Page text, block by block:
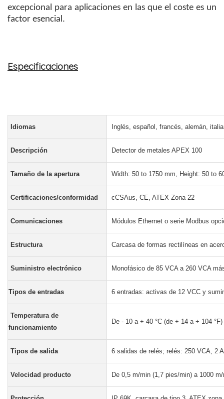
excepcional para aplicaciones en las que el coste es un
factor esencial.
Especificaciones
Idiomas Inglés, español, francés, alemán,
Descripción Detector de metales APEX 100
Tamaño de la apertura Width: 50 to 1750 mm, Height: 50 to
Certificaciones/conformidad cCSAus, CE, ATEX Zona 22
Comunicaciones Módulos Ethernet o serie Modbus
Estructura Carcasa de formas rectilíneas en
Suministro electrónico Monofásico de 85 VCA a 260 VCA
Tipos de entradas 6 entradas: activas de 12 VCC y
Temperatura de
funcionamiento
De - 10 a + 40 °C (de + 14 a + 104 °F)
Tipos de salida 6 salidas de relés; relés: 250 VCA, 2
Velocidad producto De 0,5 m/min (1,7 pies/min) a 1000